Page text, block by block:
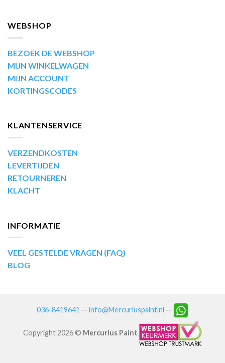
WEBSHOP
BEZOEK DE WEBSHOP
MIJN WINKELWAGEN
MIJN ACCOUNT
KORTINGSCODES
KLANTENSERVICE
VERZENDKOSTEN
LEVERTIJDEN
RETOURNEREN
KLACHT
INFORMATIE
VEEL GESTELDE VRAGEN (FAQ)
BLOG
036-8419641 -- info@Mercuriuspaint.nl --
Copyright 2026 © Mercurius Paint